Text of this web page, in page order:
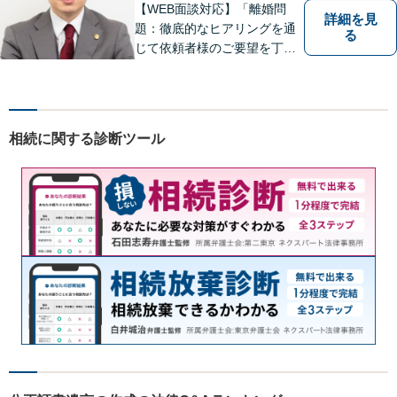
【WEB面談対応】「離婚問
題：徹底的なヒアリングを通
じて依頼者様のご要望を丁寧
ます！遺産分割の相談を中心
日・夜間相談可】【子連れ相
談可】【完全個室相談】
詳細を見
る
相続に関する診断ツール